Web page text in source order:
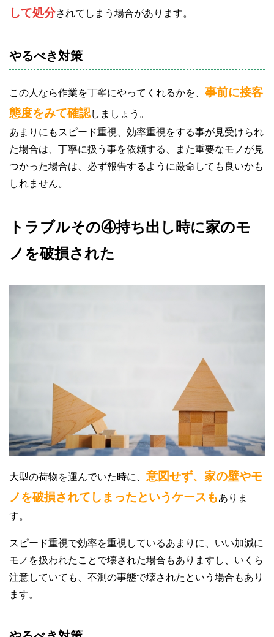
して処分されてしまう場合があります。
やるべき対策
この人なら作業を丁寧にやってくれるかを、 事前に接客
態度をみて確認しましょう。
あまりにもスピード重視、効率重視をする事が見受けられ
た場合は、丁寧に扱う事を依頼する、また重要なモノが見
つかった場合は、必ず報告するように厳命しても良いかも
しれません。
トラブルその④持ち出し時に家のモ
ノを破損された
大型の荷物を運んでいた時に、 意図せず、家の壁やモ
ノを破損されてしまったというケースもありま
す。
スピード重視で効率を重視しているあまりに、いい加減に
モノを扱われたことで壊された場合もありますし、いくら
注意していても、不測の事態で壊されたという場合もあり
ます。